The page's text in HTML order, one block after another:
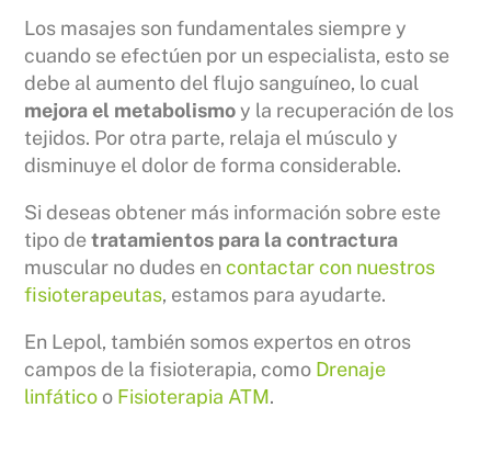
Los masajes son fundamentales siempre y
cuando se efectúen por un especialista, esto se
debe al aumento del flujo sanguíneo, lo cual
mejora el metabolismoy la recuperación de los
tejidos. Por otra parte, relaja el músculo y
disminuye el dolor de forma considerable.
Si deseas obtener más información sobre este
tipo detratamientos para la contractura
muscular no dudes encontactar con nuestros
fisioterapeutas, estamos para ayudarte.
En Lepol, también somos expertos en otros
campos de la fisioterapia, como Drenaje
linfático o Fisioterapia ATM.